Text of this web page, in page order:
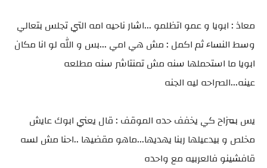
معاذ : ابويا و عمو اتظلمو ...اشار ناحيه امه التي تجلس بتعالي
وسط النساء ثم اكمل : مش هي امي ...بس و الله لو انا مكان
ابويا ما استحملها سنه مش تمنتاشر سنه مطلعه
عينه...الصراحه ليه الجنه
يس بمزاح كي يخفف حده الموقف : قال يعني ابوك عايش
مخلص و بيدعيلها ربنا يهديها...ماهو مقضيها ..احنا مش لسه
قافشينو فالعربيه مع واحده